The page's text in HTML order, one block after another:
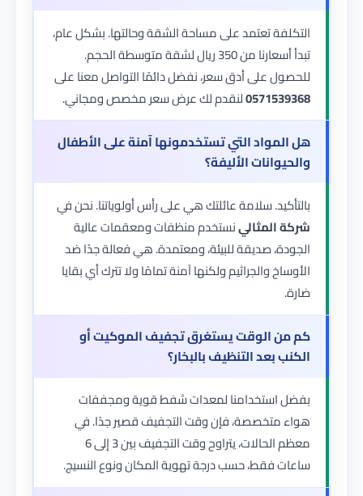
التكلفة تعتمد على مساحة الشقة وحالتها. بشكل عام،
تبدأ أسعارنا من 350 ريال لشقة متوسطة الحجم.
للحصول على أدق سعر، نفضل دائمًا التواصل معنا على
0571539368لنقدم لك عرض سعر مخصص ومجاني.
هل المواد التي تستخدمونها آمنة على الأطفال
والحيوانات الأليفة؟
بالتأكيد. سلامة عائلتك هي على رأس أولوياتنا. نحن في
شركة المثالينستخدم منظفات ومعقمات عالية
الجودة، صديقة للبيئة، ومعتمدة. هي فعالة جدًا ضد
الأوساخ والجراثيم ولكنها آمنة تمامًا ولا تترك أي بقايا
ضارة.
كم من الوقت يستغرق تجفيف الموكيت أو
الكنب بعد التنظيف بالبخار؟
بفضل استخدامنا لمعدات شفط قوية ومجففات
هواء متخصصة، فإن وقت التجفيف قصير جدًا. في
معظم الحالات، يتراوح وقت التجفيف بين 3 إلى 6
ساعات فقط، حسب درجة تهوية المكان ونوع النسيج.